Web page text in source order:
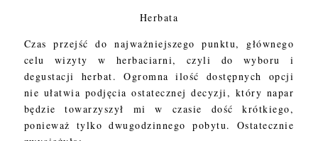
Herbata
Czas przejść do najważniejszego punktu, głównego
celu wizyty w herbaciarni, czyli do wyboru i
degustacji herbat. Ogromna ilość dostępnych opcji
nie ułatwia podjęcia ostatecznej decyzji, który napar
będzie towarzyszył mi w czasie dość krótkiego,
ponieważ tylko dwugodzinnego pobytu. Ostatecznie